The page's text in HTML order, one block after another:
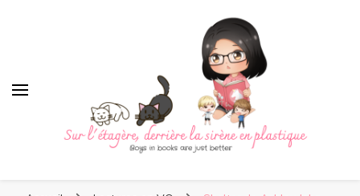
Sur l'étagère, derrière la
en plastique